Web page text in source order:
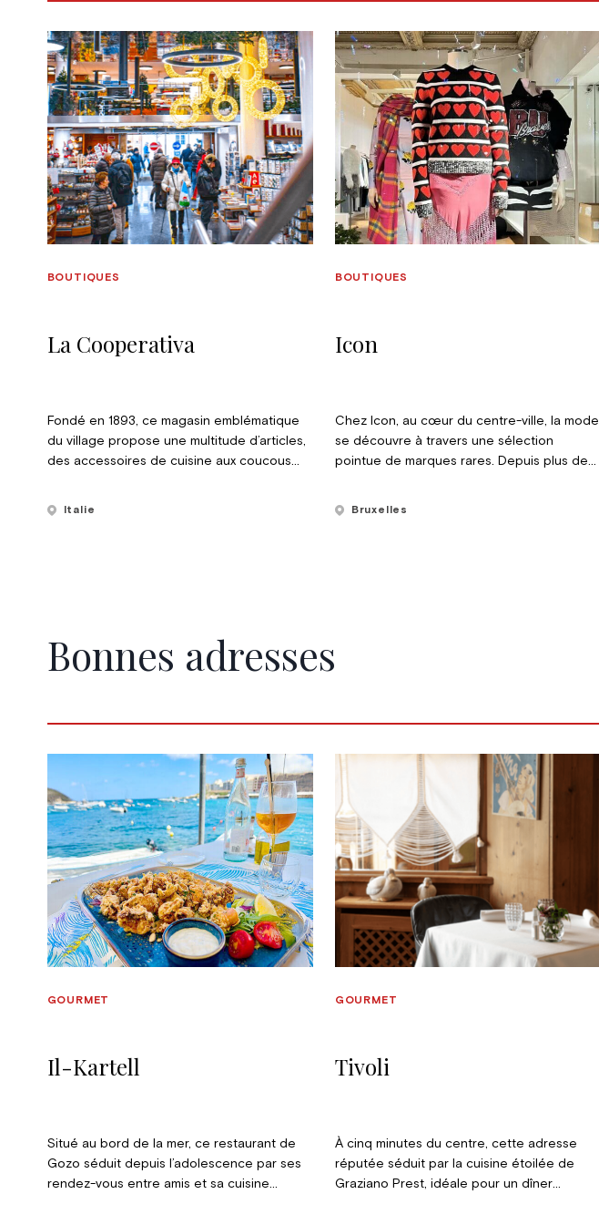
La Cooperativa
BOUTIQUES
Fondé en 1893, ce magasin emblématique
du village propose une multitude d’articles,
des accessoires de cuisine aux coucous
Italie
Icon
BOUTIQUES
Chez Icon, au cœur du centre-ville, la mode
se découvre à travers une sélection
pointue de marques rares. Depuis plus de
Bruxelles
Bonnes adresses
Il-Kartell
GOURMET
Situé au bord de la mer, ce restaurant de
Gozo séduit depuis l’adolescence par ses
rendez-vous entre amis et sa cuisine
Tivoli
GOURMET
À cinq minutes du centre, cette adresse
réputée séduit par la cuisine étoilée de
Graziano Prest, idéale pour un dîner